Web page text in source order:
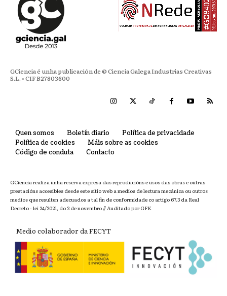
GCiencia é unha publicación de © Ciencia Galega Industrias Creativas
S.L. • CIF B27803600
Quen somos Boletín diario
Política de privacidade
Política de cookies
Máis sobre as cookies
Código de conduta
Contacto
GCiencia realiza unha reserva expresa das reproducións e usos das obras e outras
prestacións accesibles desde este sitio web a medios de lectura mecánica ou outros
medios que resulten adecuados a tal fin de conformidade co artigo 67.3 da Real
Decreto - lei 24/2021, do 2 de novembro // Auditado por GFK
Medio colaborador da FECYT